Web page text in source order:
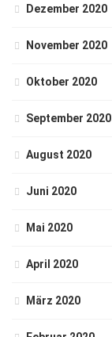
Dezember 2020
November 2020
Oktober 2020
September 2020
August 2020
Juni 2020
Mai 2020
April 2020
März 2020